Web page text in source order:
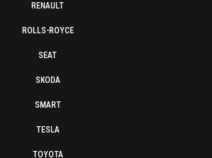
RENAULT
ROLLS-ROYCE
SEAT
SKODA
SMART
TESLA
TOYOTA